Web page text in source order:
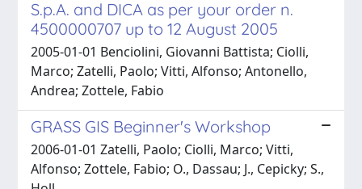
S.p.A. and DICA as per your order n.
4500000707 up to 12 August 2005
2005-01-01 Benciolini, Giovanni Battista; Ciolli,
Marco; Zatelli, Paolo; Vitti, Alfonso; Antonello,
Andrea; Zottele, Fabio
GRASS GIS Beginner's Workshop
2006-01-01 Zatelli, Paolo; Ciolli, Marco; Vitti,
Alfonso; Zottele, Fabio; O., Dassau; J., Cepicky; S.,